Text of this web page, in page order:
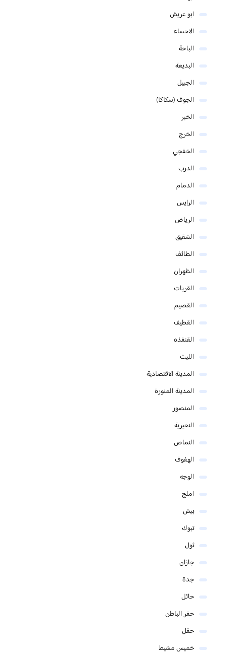
ابو عريش
الاحساء
الباحة
البديعة
الجبيل
الجوف (سكاكا)
الخبر
الخرج
الخفجي
الدرب
الدمام
الرايس
الرياض
الشقيق
الطائف
الظهران
القريات
القصيم
القطيف
القنفذه
الليث
المدينة الاقتصادية
المدينة المنورة
المنصور
النعيرية
النماص
الهفوف
الوجه
املج
بيش
تبوك
ثول
جازان
جدة
حائل
حفر الباطن
حقل
خميس مشيط